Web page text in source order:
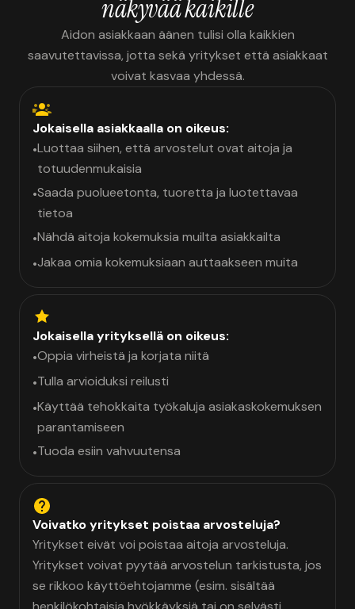
näkyvää kaikille
Aidon asiakkaan äänen tulisi olla kaikkien
saavutettavissa, jotta sekä yritykset että asiakkaat
voivat kasvaa yhdessä.
Jokaisella asiakkaalla on oikeus:
•Luottaa siihen, että arvostelut ovat aitoja ja
totuudenmukaisia
•Saada puolueetonta, tuoretta ja luotettavaa
tietoa
•Nähdä aitoja kokemuksia muilta asiakkailta
•Jakaa omia kokemuksiaan auttaakseen muita
Jokaisella yrityksellä on oikeus:
•Oppia virheistä ja korjata niitä
•Tulla arvioiduksi reilusti
•Käyttää tehokkaita työkaluja asiakaskokemuksen
parantamiseen
•Tuoda esiin vahvuutensa
Voivatko yritykset poistaa arvosteluja?
Yritykset eivät voi poistaa aitoja arvosteluja.
Yritykset voivat pyytää arvostelun tarkistusta, jos
se rikkoo käyttöehtojamme (esim. sisältää